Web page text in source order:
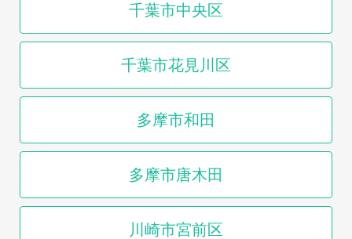
千葉市中央区
千葉市花見川区
多摩市和田
多摩市唐木田
川崎市宮前区